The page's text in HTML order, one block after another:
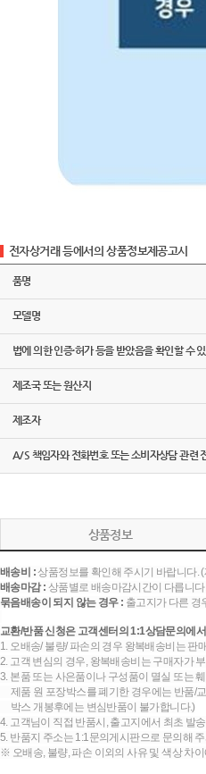
전자상거래 등에서의 상품정보제공고시
품명
모델명
법에 의한 인증·허가 등을 받았음을 확인할 수
제조국 또는 원산지
제조자
A/S 책임자와 전화번호 또는 소비자상담 관련
상품정보
배송비 :상품정보를 확인해 주시기 바랍니다.
배송마감 : 상품별로 배송마감시간이 다릅니
묶음배송이 되지 않는 경우 : 출고지가 다른 경
교환/반품 신청은 고객센터의 1:1상담문의에
1. 오배송/ 불량/ 파손의 경우 왕복배송비는 판
2. 고객 변심의 경우, 왕복배송비는 구매자가
3. 본품 또는 사은품이나 구성품이 멸실 또는
제품 원 포장박스를 폐기한 경우에는 반품/
박스 개봉후에는 변심반품이 불가합니다.)
4. 고객님이 직접 반품시, 출고지에서 최초 발
5. 반품지 주소는 1:1문의게시판으로 문의해
※ 오배송, 불량, 파손 이외의 사유 및 색상 차